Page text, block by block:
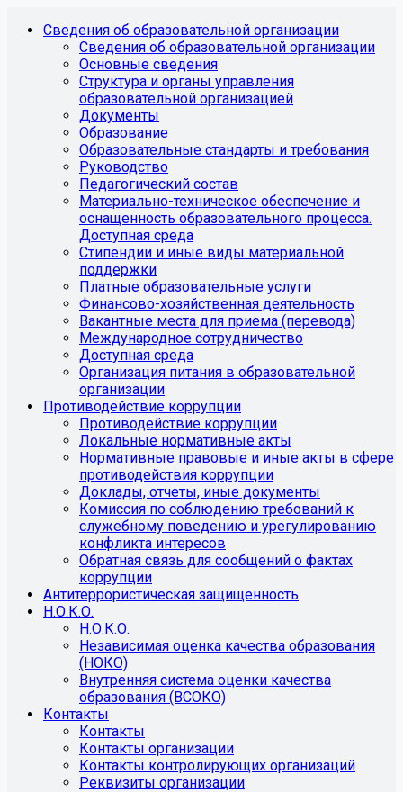
Сведения об образовательной организации
Сведения об образовательной организации
Основные сведения
Структура и органы управления
образовательной организацией
Документы
Образование
Образовательные стандарты и требования
Руководство
Педагогический состав
Материально-техническое обеспечение и
оснащенность образовательного процесса.
Доступная среда
Стипендии и иные виды материальной
поддержки
Платные образовательные услуги
Финансово-хозяйственная деятельность
Вакантные места для приема (перевода)
Международное сотрудничество
Доступная среда
Организация питания в образовательной
организации
Противодействие коррупции
Противодействие коррупции
Локальные нормативные акты
Нормативные правовые и иные акты в сфере
противодействия коррупции
Доклады, отчеты, иные документы
Комиссия по соблюдению требований к
служебному поведению и урегулированию
конфликта интересов
Обратная связь для сообщений о фактах
коррупции
Антитеррористическая защищенность
Н.О.К.О.
Н.О.К.О.
Независимая оценка качества образования
(НОКО)
Внутренняя система оценки качества
образования (ВСОКО)
Контакты
Контакты
Контакты организации
Контакты контролирующих организаций
Реквизиты организации